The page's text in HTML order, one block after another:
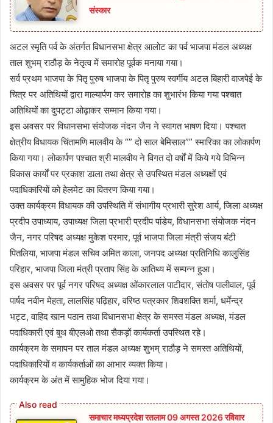
संस्कार
अटल स्मृति पर्व के अंतर्गत विधानसभा क्षेत्र आलोट का पर्व भाजपा मंडल अध्यक्ष
ताल शुभम् राठौड़ के नेतृत्व में समारोह पूर्वक मनाया गया।
सर्व प्रथम भाजपा के पितृ पुरुष भाजपा के पितृ पुरुष स्वर्गीय अटल बिहारी वाजपेई के
चित्र पर अतिथियों द्वारा माल्यार्पण कर समारोह का शुभारंभ किया गया पश्चात
अतिथियों का दुपट्टा ओढ़ाकर सम्मान किया गया।
इस अवसर पर विधानसभा संयोजक नंदन जैन ने स्वागत भाषण दिया। पश्चात
क्षेत्रीय विधायक चिंतामणि मालवीय के “” दो साल बेमिसाल”” स्मारिका का लोकार्पण
किया गया। लोकार्पण पश्चात श्री मालवीय ने विगत दो वर्षों में किये गये विभिन्न
विकास कार्यों पर प्रकाश डाला तथा क्षेत्र से उपस्थित मंडल अध्यक्षों एवं
पदाधिकारियों को हेलमेट का वितरण किया गया।
उक्त कार्यक्रम विधायक की उपस्थिति में संभागीय प्रभारी सुरेश आर्य, जिला अध्यक्ष
प्रदीप उपाध्याय, उपाध्यक्ष जिला प्रभारी प्रदीप पांडेय, विधानसभा संयोजक नंदन
जैन, नगर परिषद अध्यक्ष मुकेश परमार, पूर्व भाजपा जिला मंत्री संजय बंटी
पितलिया, भाजपा मंडल सचिव अमित काला, जनपद अध्यक्ष प्रतिनिधि कालुसिंह
परिहार, भाजपा जिला मंत्री प्रताप सिंह के आतिथ्य में सम्पन्न हुआ।
इस अवसर पर पूर्व नगर परिषद अध्यक्ष ओंकारलाल पाटीदार, संतोष पालीवाल, पूर्व
पार्षद नवीन मेहता, लालसिंह पढ़िहार, वरिष्ठ पत्रकार शिवशक्ति शर्मा, धर्मेन्द्र
भट्ट, वाहिद खान पठान तथा विधानसभा क्षेत्र के समस्त मंडल अध्यक्ष, मंडल
पदाधिकारी एवं बुथ बीएलओ तथा सैकड़ों कार्यकर्ता उपस्थित रहे।
कार्यक्रम के समापन पर ताल मंडल अध्यक्ष शुभम् राठौड़ ने समस्त अतिथियों,
पदाधिकारियों व कार्यकर्ताओं का आभार व्यक्त किया।
कार्यक्रम के अंत में सामुहिक भोज दिया गया।
समाचार मध्यप्रदेश रतलाम 09 अगस्त 2026 रविवार